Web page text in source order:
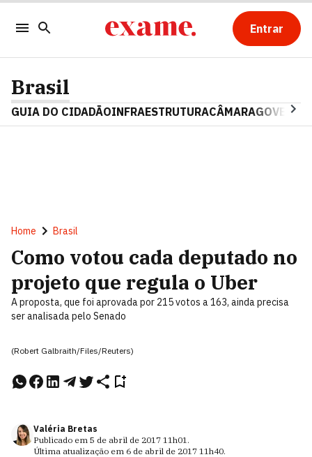
Entrar
Brasil
GUIA DO CIDADÃOINFRAESTRUTURACÂMARAGOVERNO
Home Brasil
Como votou cada deputado no
projeto que regula o Uber
A proposta, que foi aprovada por 215 votos a 163, ainda precisa
ser analisada pelo Senado
(Robert Galbraith/Files/Reuters)
Valéria Bretas
Publicado em 5 de abril de 2017 11h01.
Última atualização em 6 de abril de 2017 11h40.